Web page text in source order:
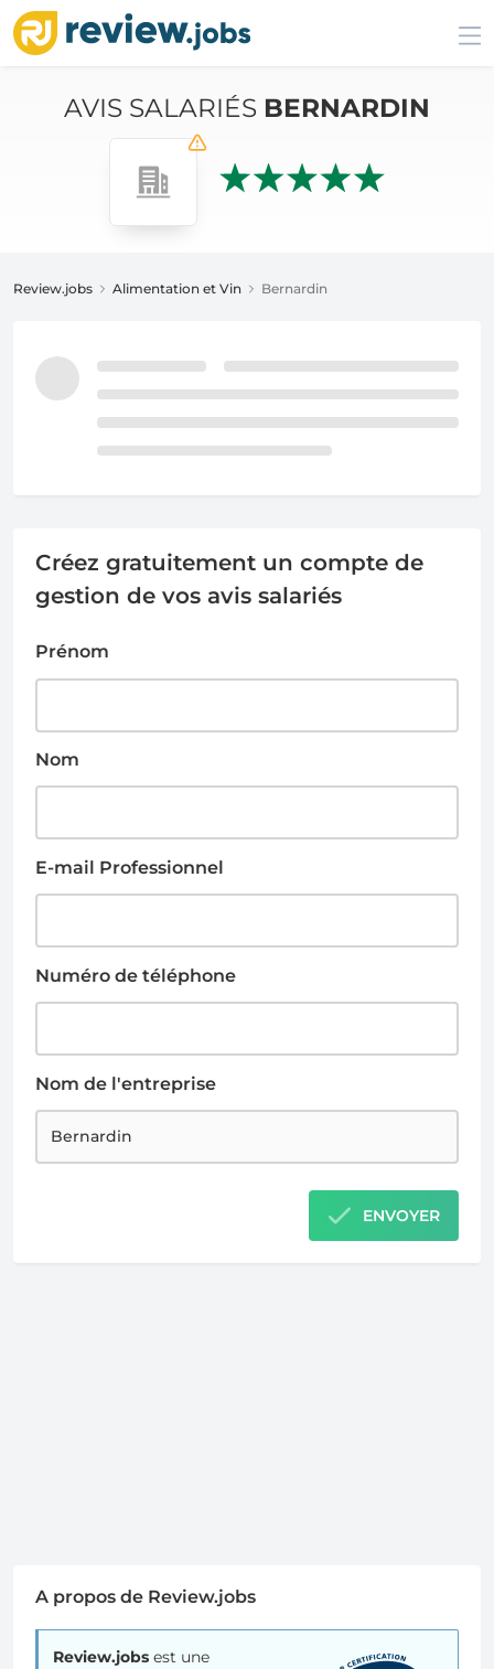
AVIS SALARIÉS BERNARDIN
Review.jobs Alimentation et Vin Bernardin
Créez gratuitement un compte de
gestion de vos avis salariés
Prénom
Nom
E-mail Professionnel
Numéro de téléphone
Nom de l'entreprise
ENVOYER
A propos de Review.jobs
Review.jobs est une